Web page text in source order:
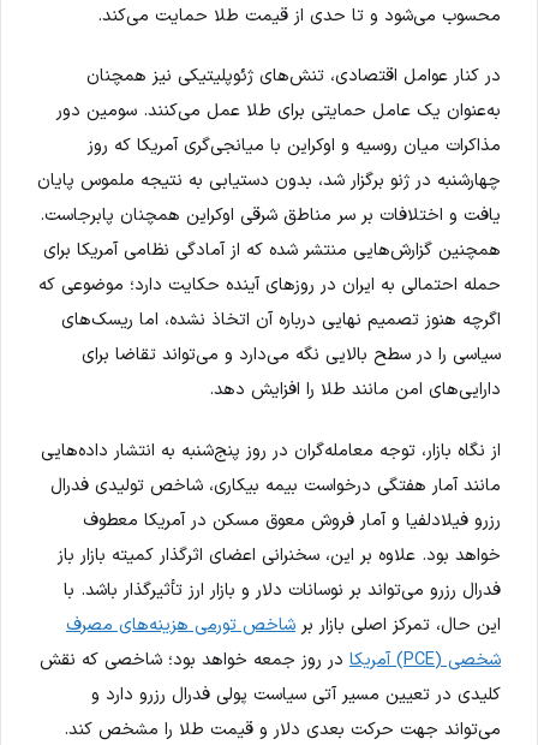
محسوب می‌شود و تا حدی از قیمت طلا حمایت می‌کند.
در کنار عوامل اقتصادی، تنش‌های ژئوپلیتیکی نیز همچنان
به‌عنوان یک عامل حمایتی برای طلا عمل می‌کنند. سومین دور
مذاکرات میان روسیه و اوکراین با میانجی‌گری آمریکا که روز
چهارشنبه در ژنو برگزار شد، بدون دستیابی به نتیجه ملموس پایان
یافت و اختلافات بر سر مناطق شرقی اوکراین همچنان پابرجاست.
همچنین گزارش‌هایی منتشر شده که از آمادگی نظامی آمریکا برای
حمله احتمالی به ایران در روزهای آینده حکایت دارد؛ موضوعی که
اگرچه هنوز تصمیم نهایی درباره آن اتخاذ نشده، اما ریسک‌های
سیاسی را در سطح بالایی نگه می‌دارد و می‌تواند تقاضا برای
دارایی‌های امن مانند طلا را افزایش دهد.
از نگاه بازار، توجه معامله‌گران در روز پنج‌شنبه به انتشار داده‌هایی
مانند آمار هفتگی درخواست بیمه بیکاری، شاخص تولیدی فدرال
رزرو فیلادلفیا و آمار فروش معوق مسکن در آمریکا معطوف
خواهد بود. علاوه بر این، سخنرانی اعضای اثرگذار کمیته بازار باز
فدرال رزرو می‌تواند بر نوسانات دلار و بازار ارز تأثیرگذار باشد. با
این حال، تمرکز اصلی بازار بر شاخص تورمی هزینه‌های مصرف
شخصی (PCE) آمریکا
در روز جمعه خواهد بود؛ شاخصی که نقش
کلیدی در تعیین مسیر آتی سیاست پولی فدرال رزرو دارد و
می‌تواند جهت حرکت بعدی دلار و قیمت طلا را مشخص کند.